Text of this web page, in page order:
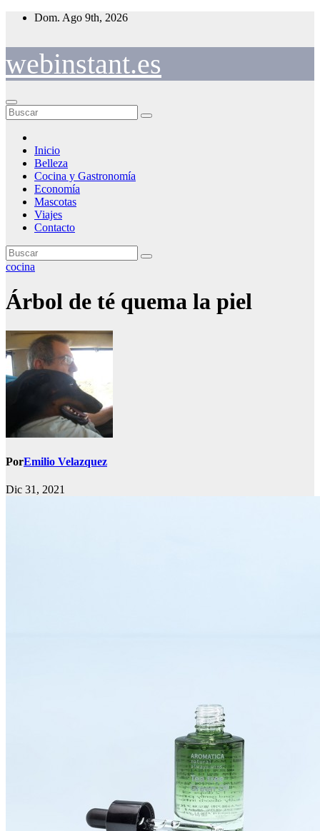
Saltar
Dom. Ago 9th, 2026
webinstant.es
Inicio
Belleza
Cocina y Gastronomía
Economía
Mascotas
Viajes
Contacto
cocina
Árbol de té quema la piel
PorEmilio Velazquez
Dic 31, 2021